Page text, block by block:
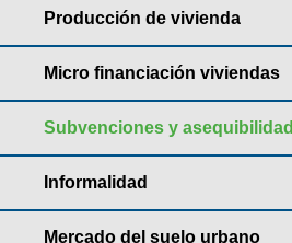
Producción de vivienda
Micro financiación viviendas
Subvenciones y asequibilidad
Informalidad
Mercado del suelo urbano